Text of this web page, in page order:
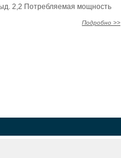
2,2 Потребляемая мощность
Подробно >>